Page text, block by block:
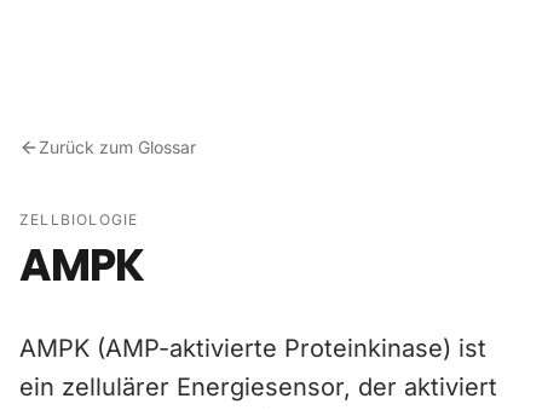
Zurück zum Glossar
ZELLBIOLOGIE
AMPK
AMPK (AMP-aktivierte Proteinkinase) ist
ein zellulärer Energiesensor, der aktiviert